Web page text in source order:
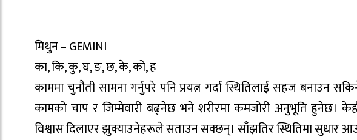
मिथुन – GEMINI
का, कि, कु, घ, ङ, छ, के, को, ह
काममा चुनौती सामना गर्नुपरे पनि प्रयत्न गर्दा स्थितिलाई सहज बनाउन
कामको चाप र जिम्मेवारी बढ्नेछ भने शरीरमा कमजोरी अनुभूति हुनेछ।
विश्वास दिलाएर झुक्याउनेहरूले सताउन सक्छन्। साँझतिर स्थितिमा सुधार